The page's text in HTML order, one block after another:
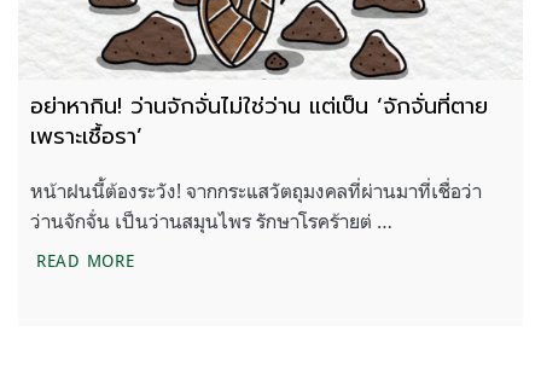
อย่าหากิน! ว่านจักจั่นไม่ใช่ว่าน แต่เป็น ‘จักจั่นที่ตาย
เพราะเชื้อรา’
หน้าฝนนี้ต้องระวัง! จากกระแสวัตถุมงคลที่ผ่านมาที่เชื่อว่า
ว่านจักจั่น เป็นว่านสมุนไพร รักษาโรคร้ายต่ …
READ MOREอย่าหากิน! ว่านจักจั่นไม่ใช่ว่าน แต่เป็น ‘จักจั่นที่ตายเพ